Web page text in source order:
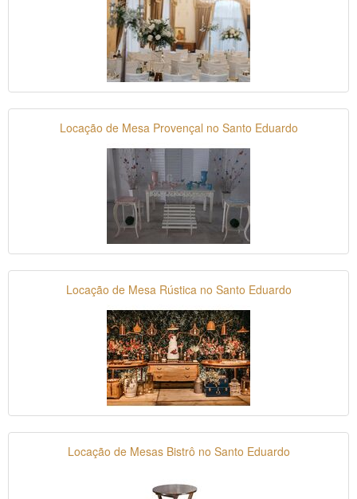
Locação de Mesa Provençal no Santo Eduardo
Locação de Mesa Rústica no Santo Eduardo
Locação de Mesas Bistrô no Santo Eduardo